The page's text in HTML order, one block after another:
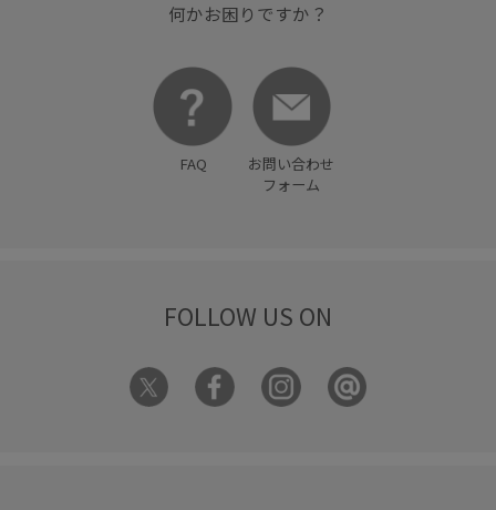
何かお困りですか？
FAQ
お問い合わせ
フォーム
FOLLOW US ON